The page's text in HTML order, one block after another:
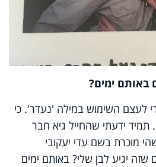
באותם ימים?
לעצם השימוש במילה 'נעדר'. כי
ידעתי שהחייל גיא חבר
מוכרת בשם עדי יעקובי
יגיע לבן שלי? באותם ימים